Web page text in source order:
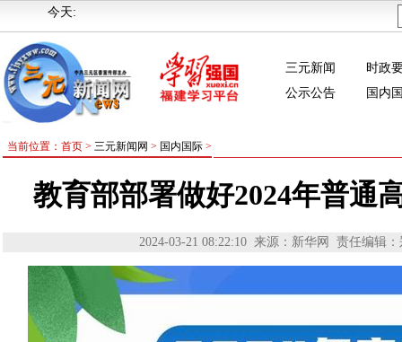
今天:
三元新闻
时政
公示公告
国内
当前位置：首页 > 三元新闻网 > 国内国际>
教育部部署做好2024年普通
2024-03-21 08:22:10 来源：新华网 责任编辑